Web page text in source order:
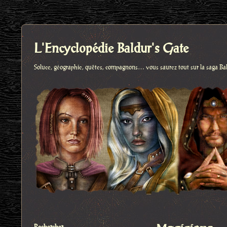
L'Encyclopédie Baldur's Gate
Soluce, géographie, quêtes, compagnons… vous saurez tout sur la saga